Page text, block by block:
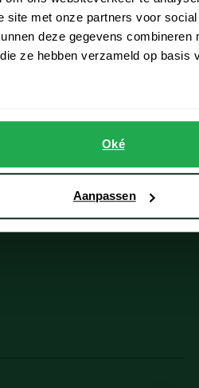
site met onze partners voor
deze gegevens combineren
ze hebben verzameld op basis
Oké
Aanpassen